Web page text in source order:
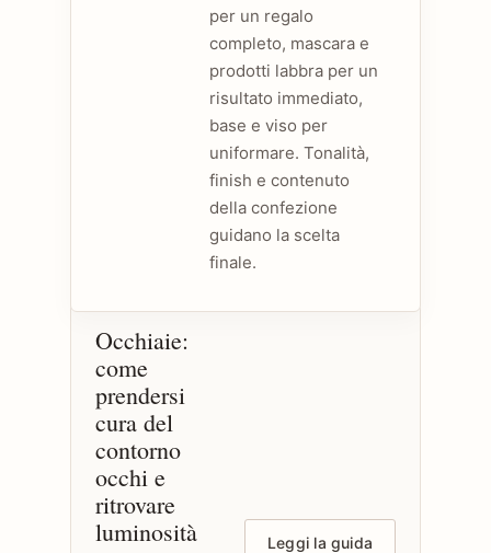
per un regalo
completo, mascara e
prodotti labbra per un
risultato immediato,
base e viso per
uniformare. Tonalità,
finish e contenuto
della confezione
guidano la scelta
finale.
Occhiaie:
come
prendersi
cura del
contorno
occhi e
ritrovare
luminosità
Leggi la guida